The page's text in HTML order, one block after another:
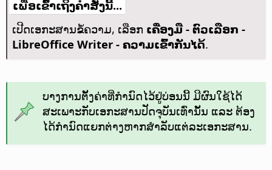
ເພື່ອເຂົ້າເຖິງຄຳສັ່ງນີ້...
ເປີດເອກະສານຂໍ້ຄວາມ, ເລືອກ ເຄື່ອງມື - ຕົວເລືອກ -
LibreOffice Writer - ຄວາມເຂົ້າກັນໄດ້.
ບາງການຕັ້ງຄ່າທີ່ກຳນົດໄວ້ຢູ່ບ່ອນນີ້ ມີຜົນໃຊ້ໄດ້
ສະເພາະກັບເອກະສານປັດຈຸບັນເທົ່ານັ້ນ ແລະ ຕ້ອງ
ໄດ້ກຳນົດແຍກຕ່າງຫາກສຳລັບແຕ່ລະເອກະສານ.